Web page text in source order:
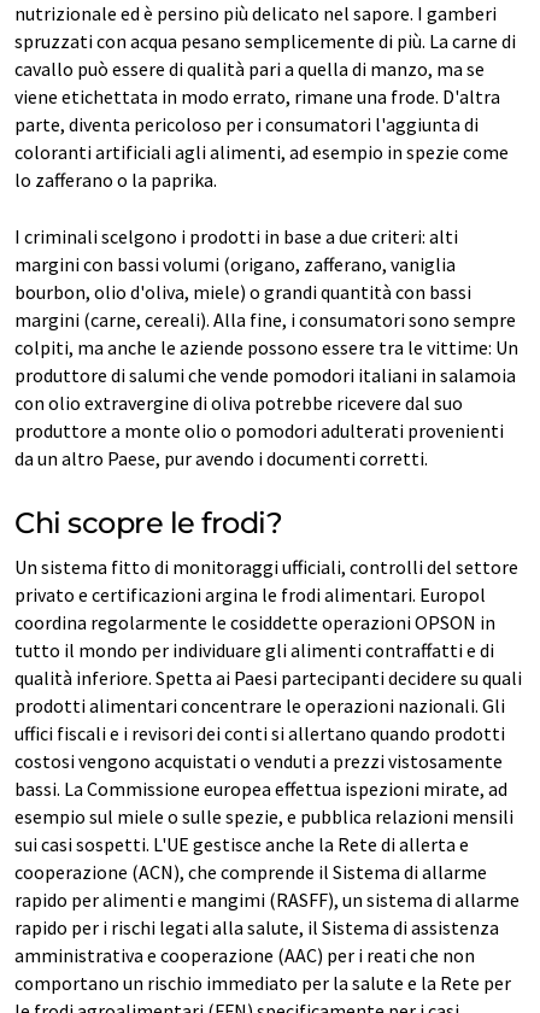
nutrizionale ed è persino più delicato nel sapore. I gamberi
spruzzati con acqua pesano semplicemente di più. La carne di
cavallo può essere di qualità pari a quella di manzo, ma se
viene etichettata in modo errato, rimane una frode. D'altra
parte, diventa pericoloso per i consumatori l'aggiunta di
coloranti artificiali agli alimenti, ad esempio in spezie come
lo zafferano o la paprika.
I criminali scelgono i prodotti in base a due criteri: alti
margini con bassi volumi (origano, zafferano, vaniglia
bourbon, olio d'oliva, miele) o grandi quantità con bassi
margini (carne, cereali). Alla fine, i consumatori sono sempre
colpiti, ma anche le aziende possono essere tra le vittime: Un
produttore di salumi che vende pomodori italiani in salamoia
con olio extravergine di oliva potrebbe ricevere dal suo
produttore a monte olio o pomodori adulterati provenienti
da un altro Paese, pur avendo i documenti corretti.
Chi scopre le frodi?
Un sistema fitto di monitoraggi ufficiali, controlli del settore
privato e certificazioni argina le frodi alimentari. Europol
coordina regolarmente le cosiddette operazioni OPSON in
tutto il mondo per individuare gli alimenti contraffatti e di
qualità inferiore. Spetta ai Paesi partecipanti decidere su quali
prodotti alimentari concentrare le operazioni nazionali. Gli
uffici fiscali e i revisori dei conti si allertano quando prodotti
costosi vengono acquistati o venduti a prezzi vistosamente
bassi. La Commissione europea effettua ispezioni mirate, ad
esempio sul miele o sulle spezie, e pubblica relazioni mensili
sui casi sospetti. L'UE gestisce anche la Rete di allerta e
cooperazione (ACN), che comprende il Sistema di allarme
rapido per alimenti e mangimi (RASFF), un sistema di allarme
rapido per i rischi legati alla salute, il Sistema di assistenza
amministrativa e cooperazione (AAC) per i reati che non
comportano un rischio immediato per la salute e la Rete per